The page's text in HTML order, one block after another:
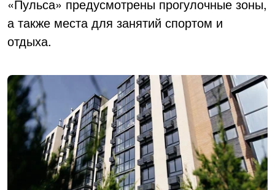
«Пульса» предусмотрены прогулочные зоны,
а также места для занятий спортом и
отдыха.